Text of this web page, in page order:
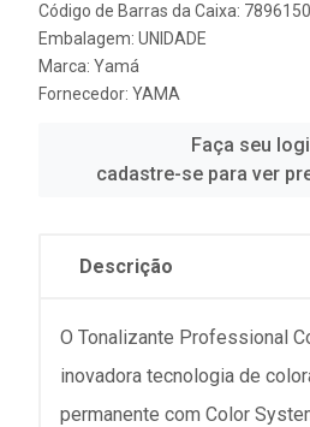
Código de Barras da Caixa:
Embalagem: UNIDADE
Marca: Yamá
Fornecedor: YAMA
Faça seu
cadastre-se para ver
Descrição
O Tonalizante Professional
inovadora tecnologia de
permanente com Color